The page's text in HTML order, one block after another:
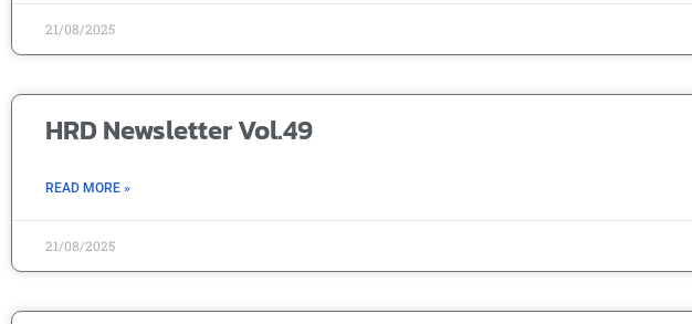
21/08/2025
HRD Newsletter Vol.49
READ MORE »
21/08/2025